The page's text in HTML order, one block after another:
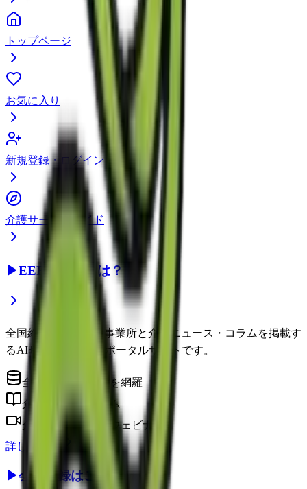
トップページ
お気に入り
新規登録・ログイン
介護サービスガイド
▶EEFUL DBとは？
全国約22万件の介護事業所と介護ニュース・コラムを掲載す
るAI時代の介護情報ポータルサイトです。
全国の介護事業所を網羅
介護に役立つコラム
介護のプロによるウェビナー
詳しく見る
▶会員登録はこちら